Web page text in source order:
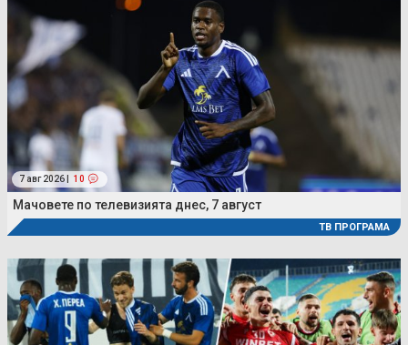
7 авг 2026 | 10
Мачовете по телевизията днес, 7 август
ТВ ПРОГРАМА